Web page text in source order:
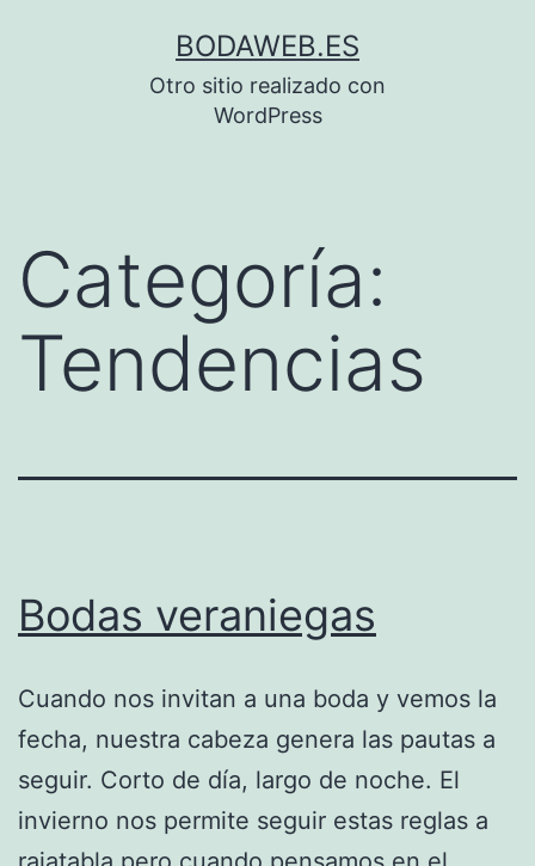
BODAWEB.ES
Otro sitio realizado con
WordPress
Categoría:
Tendencias
Bodas veraniegas
Cuando nos invitan a una boda y vemos la
fecha, nuestra cabeza genera las pautas a
seguir. Corto de día, largo de noche. El
invierno nos permite seguir estas reglas a